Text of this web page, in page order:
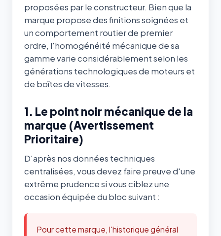
proposées par le constructeur. Bien que la
marque propose des finitions soignées et
un comportement routier de premier
ordre, l'homogénéité mécanique de sa
gamme varie considérablement selon les
générations technologiques de moteurs et
de boîtes de vitesses.
1. Le point noir mécanique de la
marque (Avertissement
Prioritaire)
D'après nos données techniques
centralisées, vous devez faire preuve d'une
extrême prudence si vous ciblez une
occasion équipée du bloc suivant :
Pour cette marque, l'historique général